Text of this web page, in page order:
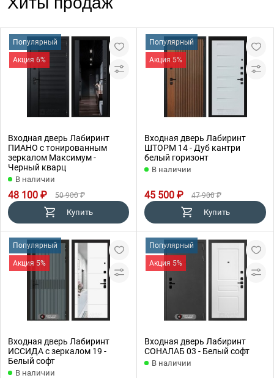
Популярный
Акция 6%
Входная дверь Лабиринт
ПИАНО с тонированным
зеркалом Максимум -
Черный кварц
В наличии
48 100 ₽ 50 900 ₽
Купить
Популярный
Акция 5%
Входная дверь Лабиринт
ШТОРМ 14 - Дуб кантри
белый горизонт
В наличии
45 500 ₽ 47 900 ₽
Купить
Популярный
Акция 5%
Входная дверь Лабиринт
ИССИДА с зеркалом 19 -
Белый софт
В наличии
Популярный
Акция 5%
Входная дверь Лабиринт
СОНАЛАБ 03 - Белый софт
В наличии